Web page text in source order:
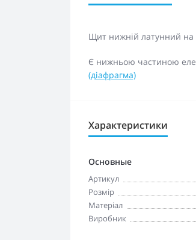
Щит нижній латунний на
Є нижньою частиною
(діафрагма)
Характеристики
Основные
Артикул
Розмір
Матеріал
Виробник